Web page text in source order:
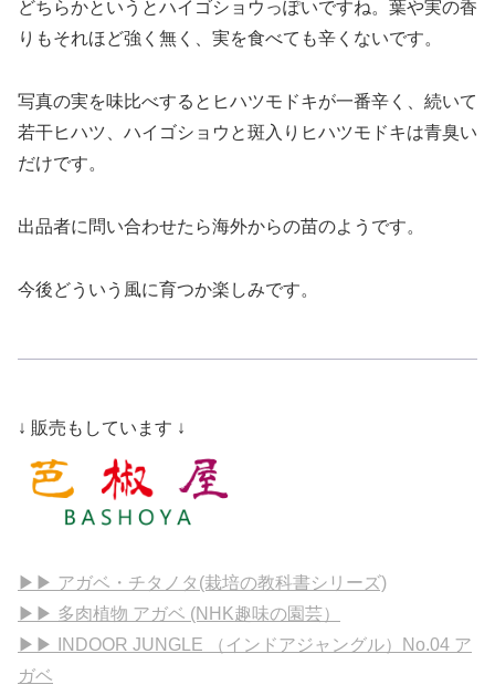
どちらかというとハイゴショウっぽいですね。葉や実の香
りもそれほど強く無く、実を食べても辛くないです。
写真の実を味比べするとヒハツモドキが一番辛く、続いて
若干ヒハツ、ハイゴショウと斑入りヒハツモドキは青臭い
だけです。
出品者に問い合わせたら海外からの苗のようです。
今後どういう風に育つか楽しみです。
↓ 販売もしています ↓
▶▶ アガベ・チタノタ(栽培の教科書シリーズ)
▶▶ 多肉植物 アガベ (NHK趣味の園芸）
▶▶ INDOOR JUNGLE （インドアジャングル）No.04 ア
ガベ